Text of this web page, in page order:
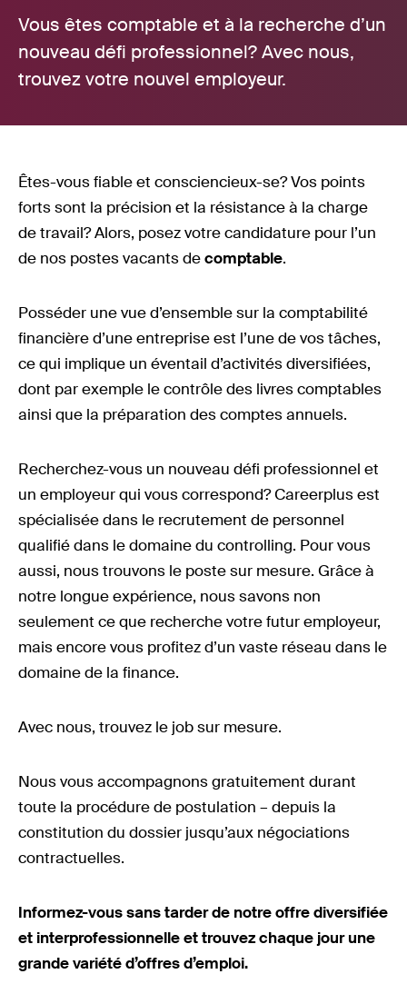
Vous êtes comptable et à la recherche d’un
nouveau défi professionnel? Avec nous,
trouvez votre nouvel employeur.
Êtes-vous fiable et consciencieux-se? Vos points
forts sont la précision et la résistance à la charge
de travail? Alors, posez votre candidature pour l’un
de nos postes vacants decomptable.
Posséder une vue d’ensemble sur la comptabilité
financière d’une entreprise est l’une de vos tâches,
ce qui implique un éventail d’activités diversifiées,
dont par exemple le contrôle des livres comptables
ainsi que la préparation des comptes annuels.
Recherchez-vous un nouveau défi professionnel et
un employeur qui vous correspond? Careerplus est
spécialisée dans le recrutement de personnel
qualifié dans le domaine du controlling. Pour vous
aussi, nous trouvons le poste sur mesure. Grâce à
notre longue expérience, nous savons non
seulement ce que recherche votre futur employeur,
mais encore vous profitez d’un vaste réseau dans le
domaine de la finance.
Avec nous, trouvez le job sur mesure.
Nous vous accompagnons gratuitement durant
toute la procédure de postulation – depuis la
constitution du dossier jusqu’aux négociations
contractuelles.
Informez-vous sans tarder de notre offre diversifiée
et interprofessionnelle et trouvez chaque jour une
grande variété d’offres d’emploi.